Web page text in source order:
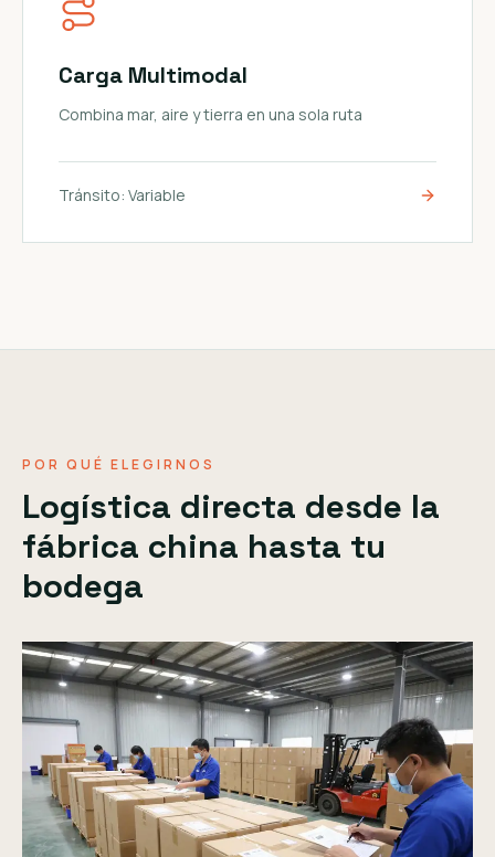
Carga Multimodal
Combina mar, aire y tierra en una sola ruta
Tránsito: Variable
POR QUÉ ELEGIRNOS
Logística directa desde la
fábrica china hasta tu
bodega